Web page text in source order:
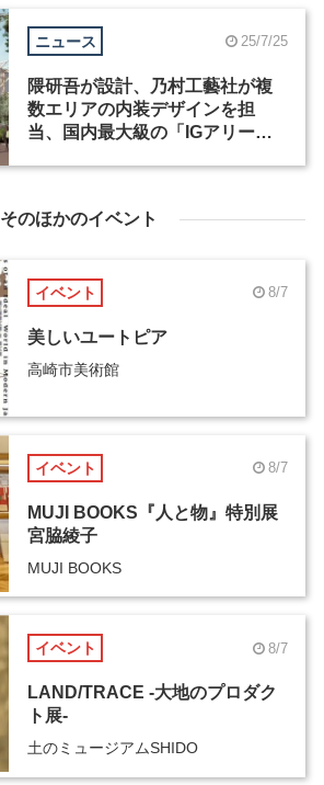
ニュース 25/7/25
隈研吾が設計、乃村工藝社が複
数エリアの内装デザインを担
当、国内最大級の「IGアリー
そのほかのイベント
イベント 8/7
美しいユートピア
高崎市美術館
イベント 8/7
MUJI BOOKS『人と物』特別展
宮脇綾子
MUJI BOOKS
イベント 8/7
LAND/TRACE -大地のプロダク
ト展-
土のミュージアムSHIDO